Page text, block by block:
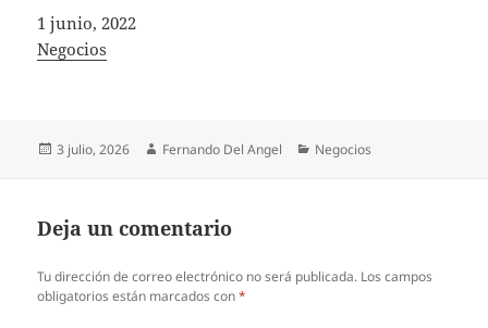
Fecha
1 junio, 2022
In relation to
Negocios
Publicado
3 julio, 2026 Autor
Fernando Del Angel Categorías
Negocios
Deja un comentario
Tu dirección de correo electrónico no será publicada. Los campos
obligatorios están marcados con*